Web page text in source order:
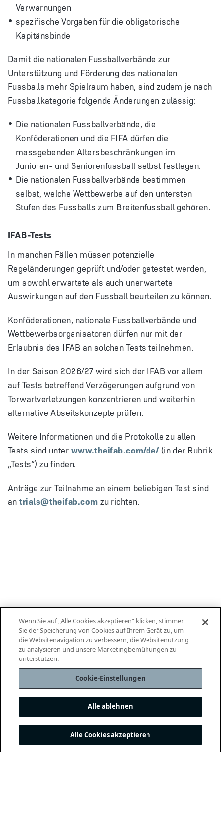
Verwarnungen
spezifische Vorgaben für die obligatorische
Kapitänsbinde
Damit die nationalen Fussballverbände zur
Unterstützung und Förderung des nationalen
Fussballs mehr Spielraum haben, sind zudem je nach
Fussballkategorie folgende Änderungen zulässig:
Die nationalen Fussballverbände, die
Konföderationen und die FIFA dürfen die
massgebenden Altersbeschränkungen im
Junioren- und Seniorenfussball selbst festlegen.
Die nationalen Fussballverbände bestimmen
selbst, welche Wettbewerbe auf den untersten
Stufen des Fussballs zum Breitenfussball gehören.
IFAB-Tests
In manchen Fällen müssen potenzielle
Regeländerungen geprüft und/oder getestet werden,
um sowohl erwartete als auch unerwartete
Auswirkungen auf den Fussball beurteilen zu können.
Konföderationen, nationale Fussballverbände und
Wettbewerbsorganisatoren dürfen nur mit der
Erlaubnis des IFAB an solchen Tests teilnehmen.
In der Saison 2026/27 wird sich der IFAB vor allem
auf Tests betreffend Verzögerungen aufgrund von
Torwartverletzungen konzentrieren und weiterhin
alternative Abseitskonzepte prüfen.
Weitere Informationen und die Protokolle zu allen
Tests sind unter www.theifab.com/de/(in der Rubrik
„Tests“) zu finden.
Anträge zur Teilnahme an einem beliebigen Test sind
antrials@theifab.com zu richten.
Wenn Sie auf „Alle Cookies akzeptieren“ klicken, stimmen
Sie der Speicherung von Cookies auf Ihrem Gerät zu, um
die Websitenavigation zu verbessern, die Websitenutzung
zu analysieren und unsere Marketingbemühungen zu
unterstützen.
Cookie-Einstellungen
Alle ablehnen
Alle Cookies akzeptieren